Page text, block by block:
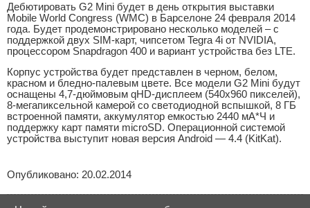
Дебютировать G2 Mini будет в день открытия выставки
Mobile World Congress (WMC) в Барселоне 24 февраля 2014
года. Будет продемонстрировано несколько моделей – с
поддержкой двух SIM-карт, чипсетом Tegra 4i от NVIDIA,
процессором Snapdragon 400 и вариант устройства без LTE.
Корпус устройства будет представлен в черном, белом,
красном и бледно-палевым цвете. Все модели G2 Mini будут
оснащены 4,7-дюймовым qHD-дисплеем (540х960 пикселей),
8-мегапиксельной камерой со светодиодной вспышкой, 8 ГБ
встроенной памяти, аккумулятор емкостью 2440 мА*Ч и
поддержку карт памяти microSD. Операционной системой
устройства выступит новая версия Android — 4.4 (KitKat).
Опубликовано: 20.02.2014